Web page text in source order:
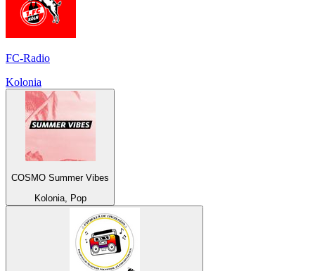
FC-Radio
Kolonia
COSMO Summer Vibes
Kolonia, Pop